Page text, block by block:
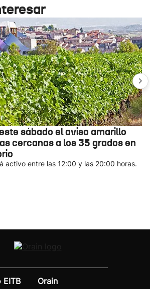
sábado el aviso amarillo
cercanas a los 35 grados en
activo entre las 12:00 y las 20:00 horas.
EITB
Orain